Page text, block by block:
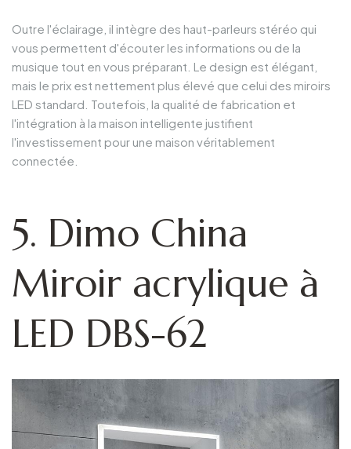
Outre l'éclairage, il intègre des haut-parleurs stéréo qui
vous permettent d'écouter les informations ou de la
musique tout en vous préparant. Le design est élégant,
mais le prix est nettement plus élevé que celui des miroirs
LED standard. Toutefois, la qualité de fabrication et
l'intégration à la maison intelligente justifient
l'investissement pour une maison véritablement
connectée.
5. Dimo China
Miroir acrylique à
LED DBS-62